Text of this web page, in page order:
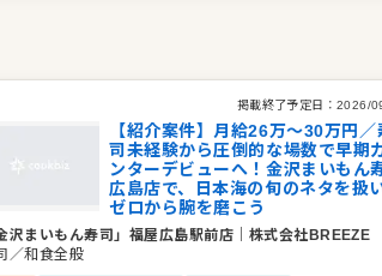
と一緒に新しい未来を作っていきませんか。
掲載終了予定日： 2026/
【紹介案件】月給26万～30万円／
司未経験から圧倒的な場数で早期
ンターデビューへ！金沢まいもん
広島店で、日本海の旬のネタを扱い
ゼロから腕を磨こう
沢まいもん寿司」福屋広島駅前店
株式会社BREEZE
／和食全般